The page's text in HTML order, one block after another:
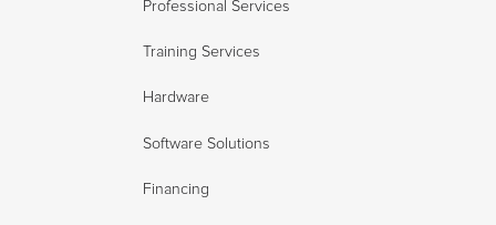
Professional Services
Training Services
Hardware
Software Solutions
Financing